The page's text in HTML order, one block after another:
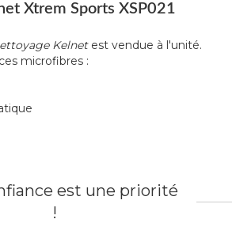
Xtrem Sports XSP021
Kelnetest vendue à l'unité.
microfibres :
est une priorité
!